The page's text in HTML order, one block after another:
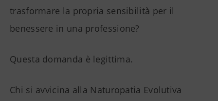
trasformare la propria sensibilità per il
benessere in una professione?
Questa domanda è legittima.
Chi si avvicina alla Naturopatia Evolutiva